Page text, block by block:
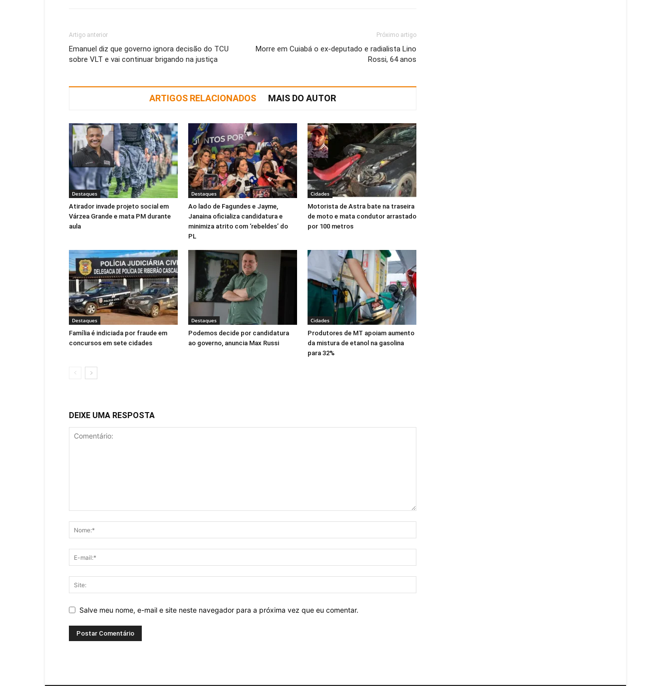
Artigo anterior
Emanuel diz que governo ignora decisão do TCU
sobre VLT e vai continuar brigando na justiça
Próximo artigo
Morre em Cuiabá o ex-deputado e radialista Lino
Rossi, 64 anos
ARTIGOS RELACIONADOS MAIS DO AUTOR
Destaques
Atirador invade projeto social em
Várzea Grande e mata PM durante
aula
Destaques
Ao lado de Fagundes e Jayme,
Janaina oficializa candidatura e
minimiza atrito com ‘rebeldes’ do
PL
Cidades
Motorista de Astra bate na traseira
de moto e mata condutor arrastado
por 100 metros
Destaques
Família é indiciada por fraude em
concursos em sete cidades
Destaques
Podemos decide por candidatura
ao governo, anuncia Max Russi
Cidades
Produtores de MT apoiam aumento
da mistura de etanol na gasolina
para 32%
DEIXE UMA RESPOSTA
Salve meu nome, e-mail e site neste navegador para a próxima vez que eu comentar.